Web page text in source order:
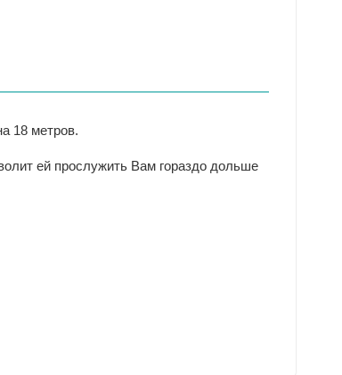
18 метров.
ей прослужить Вам гораздо дольше